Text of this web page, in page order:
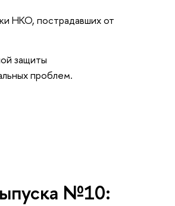
НКО, пострадавших от
защиты
проблем.
№10: